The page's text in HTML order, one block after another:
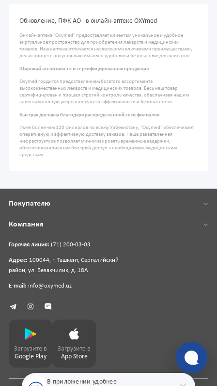
Обновление, ПФК АО - в онлайн-аптеке OXYmed
Онлайн аптека "Oxymed" предоставляет клиентам уникальное и удобное
виртуальное пространство для приобретения лекарств и медицинских
товаров. Наша аптека отличается несколькими ключевыми преимуществами,
делая процесс покупок максимально удобным и безопасным для клиентов.
Широкий ассортимент и сертифицированная продукция
Oxymed гордится предоставлением богатого ассортимента
высококачественных лекарств и медицинских товаров. Весь наш товар
сертифицирован и прошел строгий контроль качества, обеспечивая нашим
клиентам полную уверенность в его эффективности и безопасности.
Быстрая доставка благодаря распределенной сети филиалов
Имея более чем 120 филиалов по всему Узбекистану, "Oxymed" обеспечивает
оперативную и эффективную доставку заказов. Наша разветвленная
инфраструктура позволяет минимизировать временные задержки,
обеспечивая клиентам быстрый доступ к необходимым медицинским
средствам
В приложении удобнее
Горячая линия: (71) 200-03-03
Адрес: 100044, г. Ташкент, Сергелийский
район, ул. Безакчилик, д. 18А
E-mail: info@oxymed.uz
Покупателю
Компания
Загрузите в
Google Play
Загрузите в
App Store